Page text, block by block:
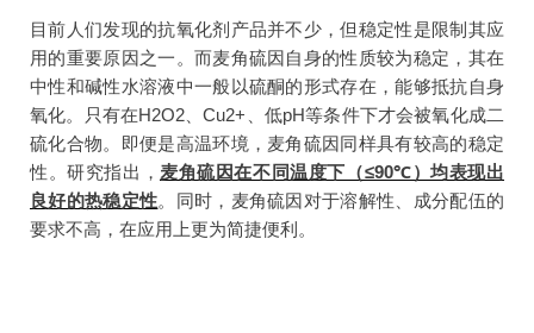
目前人们发现的抗氧化剂产品并不少，但稳定性是限制其应
用的重要原因之一。而麦角硫因自身的性质较为稳定，其在
中性和碱性水溶液中一般以硫酮的形式存在，能够抵抗自身
氧化。只有在H2O2、Cu2+、低pH等条件下才会被氧化成二
硫化合物。即便是高温环境，麦角硫因同样具有较高的稳定
性。研究指出， 麦角硫因在不同温度下（≤90℃）均表现出
良好的热稳定性。同时，麦角硫因对于溶解性、成分配伍的
要求不高，在应用上更为简捷便利。